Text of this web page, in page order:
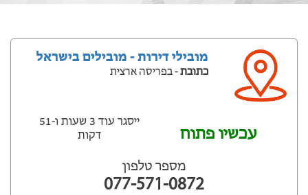
מובילי דירות - מובילים בישראל
כתובת- בפריסה ארצית
עכשיו פתוח
ייסגר עוד 3 שעות ‫ו-51
דקות
מספר טלפון
077-571-0872